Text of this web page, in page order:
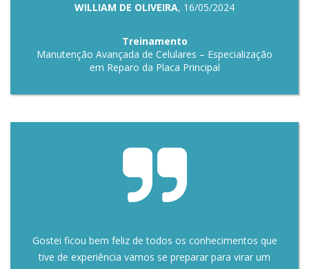
WILLIAM DE OLIVEIRA, 16/05/2024
Treinamento
Manutenção Avançada de Celulares – Especialização
em Reparo da Placa Principal
Gostei ficou bem feliz de todos os conhecimentos que
tive de experiência vamos se preparar para virar um